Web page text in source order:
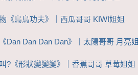
《鳥鳥功夫》｜西瓜哥哥 KIWI姐姐
Dan Dan Dan Dan》｜太陽哥哥 月亮姐
?《形狀變變變》｜香蕉哥哥 草莓姐姐